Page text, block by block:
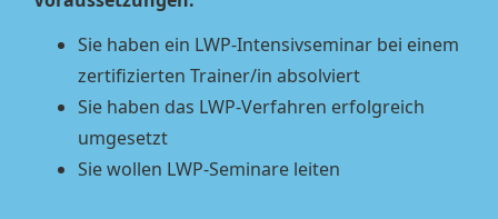
Sie haben ein LWP-Intensivseminar bei einem
zertifizierten Trainer/in absolviert
Sie haben das LWP-Verfahren erfolgreich
umgesetzt
Sie wollen LWP-Seminare leiten